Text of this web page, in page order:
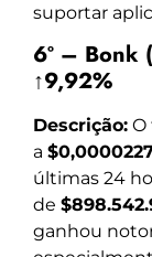
suportar
6º – Bonk
↑9,92%
Descrição: O
a
últimas 24
de
ganhou